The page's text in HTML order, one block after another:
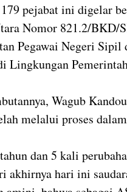
pejabat ini digelar
Nomor 821.2/BKD/
Pegawai Negeri
Lingkungan
Wagub
melalui proses
dan 5 kali
akhirnya hari ini